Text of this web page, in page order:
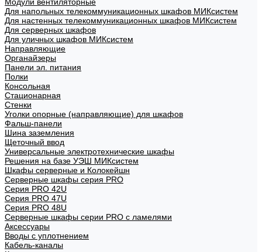
Для напольных телекоммуникационных шкафов МИКсистем
Для настенных телекоммуникационных шкафов МИКсистем
Для серверных шкафов
Для уличных шкафов МИКсистем
Направляющие
Органайзеры
Панели эл. питания
Полки
Консольная
Стационарная
Стенки
Уголки опорные (направляющие) для шкафов
Фальш-панели
Шина заземления
Щеточный ввод
Универсальные электротехнические шкафы
Решения на базе УЭШ МИКсистем
Шкафы серверные и Колокейшн
Серверные шкафы серия PRO
Серия PRO 42U
Серия PRO 47U
Серия PRO 48U
Серверные шкафы серии PRO с ламелями
Аксессуары
Вводы с уплотнением
Кабель-каналы